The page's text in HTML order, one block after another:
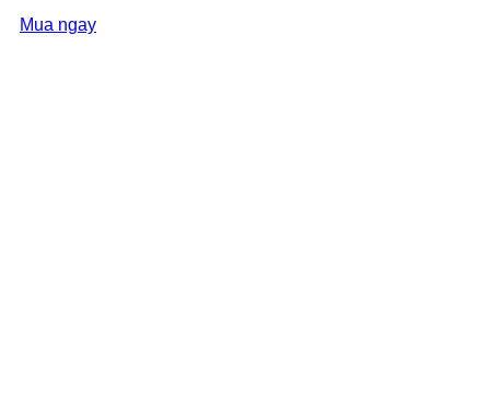
Mua ngay